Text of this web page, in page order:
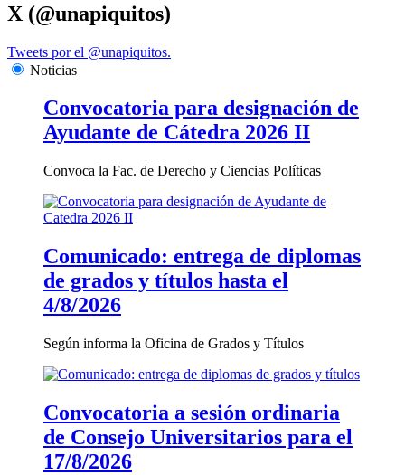
X (@unapiquitos)
Tweets por el @unapiquitos.
Noticias
Convocatoria para designación de
Ayudante de Cátedra 2026 II
Convoca la Fac. de Derecho y Ciencias Políticas
Comunicado: entrega de diplomas
de grados y títulos hasta el
4/8/2026
Según informa la Oficina de Grados y Títulos
Convocatoria a sesión ordinaria
de Consejo Universitarios para el
17/8/2026